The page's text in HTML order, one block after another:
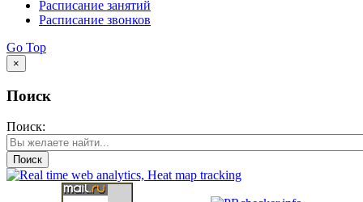
Расписание занятий
Расписание звонков
Go Top
×
Поиск
Поиск:
Поиск